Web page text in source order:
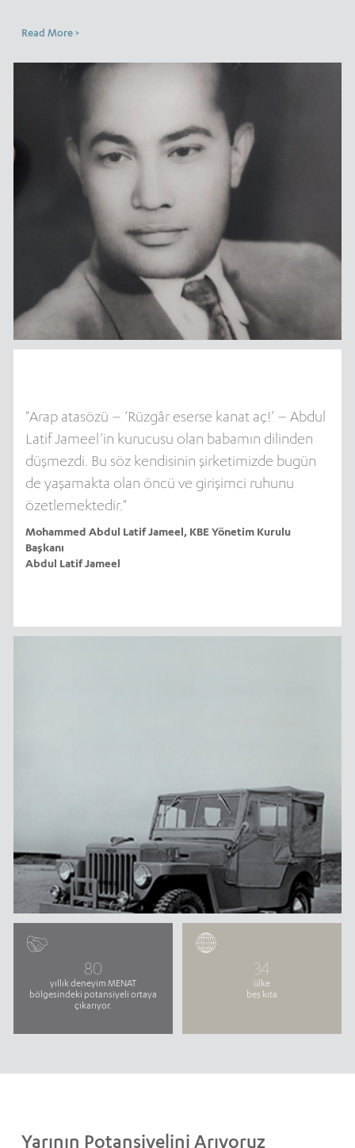
Read More >
"Arap atasözü – ‘Rüzgâr eserse kanat aç!’ – Abdul
Latif Jameel’in kurucusu olan babamın dilinden
düşmezdi. Bu söz kendisinin şirketimizde bugün
de yaşamakta olan öncü ve girişimci ruhunu
özetlemektedir."
Mohammed Abdul Latif Jameel, KBE Yönetim Kurulu
Başkanı
Abdul Latif Jameel
80
yıllık deneyim MENAT
bölgesindeki potansiyeli ortaya
çıkarıyor.
34
ülke
beş kıta
Yarının Potansiyelini Arıyoruz